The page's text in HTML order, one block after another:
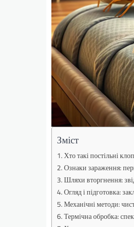
Зміст
Хто такі постільні
Ознаки зараження:
Шляхи вторгнення:
Огляд і підготовка:
Механічні методи:
Термічна обробка: